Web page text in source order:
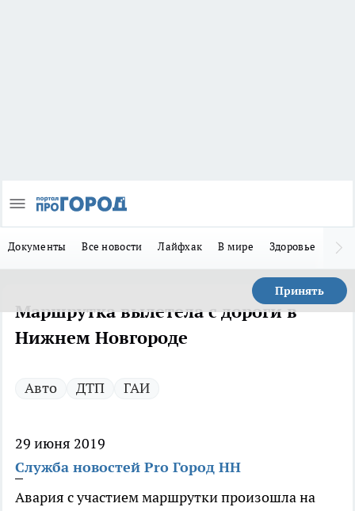
Документы Все новости Лайфхак В мире Здоровье
Принять
Маршрутка вылетела с дороги в
Нижнем Новгороде
Авто ДТП ГАИ
29 июня 2019
Служба новостей Pro Город НН
Авария с участием маршрутки произошла на